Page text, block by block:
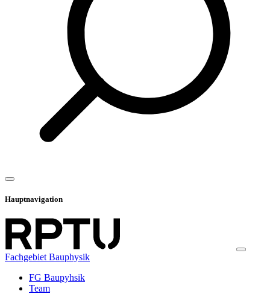
Hauptnavigation
Fachgebiet Bauphysik
FG Baupyhsik
Team